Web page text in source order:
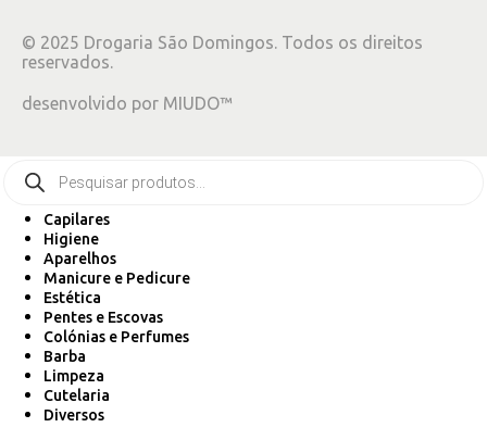
© 2025 Drogaria São Domingos. Todos os direitos
reservados.
desenvolvido por MIUDO™
Capilares
Higiene
Aparelhos
Manicure e Pedicure
Estética
Pentes e Escovas
Colónias e Perfumes
Barba
Limpeza
Cutelaria
Diversos